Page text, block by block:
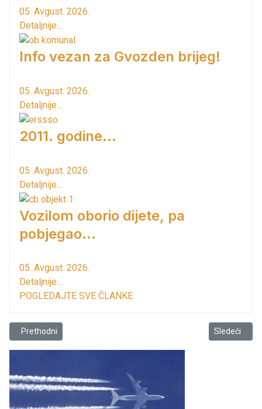
05. Avgust. 2026.
Detaljnije...
Info vezan za Gvozden brijeg!
05. Avgust. 2026.
Detaljnije...
2011. godine...
05. Avgust. 2026.
Detaljnije...
Vozilom oborio dijete, pa
pobjegao...
05. Avgust. 2026.
Detaljnije...
POGLEDAJTE SVE ČLANKE
Prethodni članak: Čišćenje korita rijeke Rikavac i Željeznica
Prethodni Sledeći
Sledeći